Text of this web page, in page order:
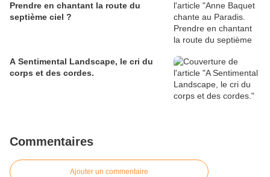
Prendre en chantant la route du
septième ciel ?
A Sentimental Landscape, le cri du
corps et des cordes.
Commentaires
Ajouter un commentaire